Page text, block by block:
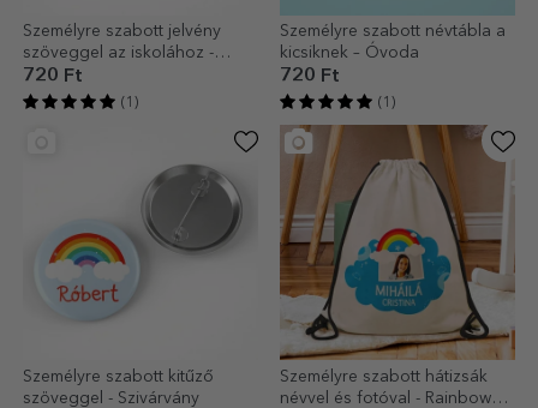
Személyre szabott jelvény
szöveggel az iskolához -
Rainbow modell
720 Ft
(1)
Személyre szabott névtábla a
kicsiknek – Óvoda
720 Ft
(1)
Személyre szabott kitűző
szöveggel - Szivárvány
Személyre szabott hátizsák
névvel és fotóval - Rainbow